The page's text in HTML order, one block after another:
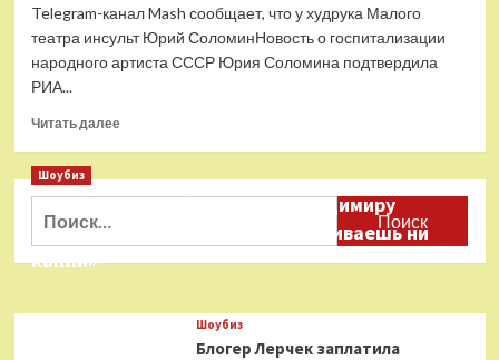
Соломин
после
инсульта
частично
память
Telegram-канал Mash сообщает, что у худрука Малого
театра инсульт Юрий СоломинНовость о госпитализации
народного артиста СССР Юрия Соломина подтвердила
РИА...
Читать далееПрочитать
Юрия
госпитализировали
Шоубиз
Даня Милохин обратился к Владимиру
Соловьеву: «Ты меня не расстраиваешь ни
капли»
Шоубиз
Блогер Лерчек заплатила